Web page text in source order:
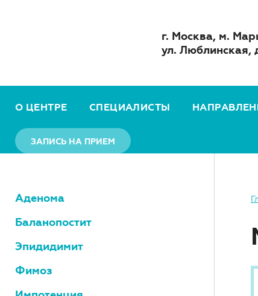
г. Москва, м.
ул. Люблинская,
О ЦЕНТРЕ СПЕЦИАЛИСТЫ
ЗАПИСЬ НА ПРИЕМ
Аденома
Баланопостит
Эпидидимит
Фимоз